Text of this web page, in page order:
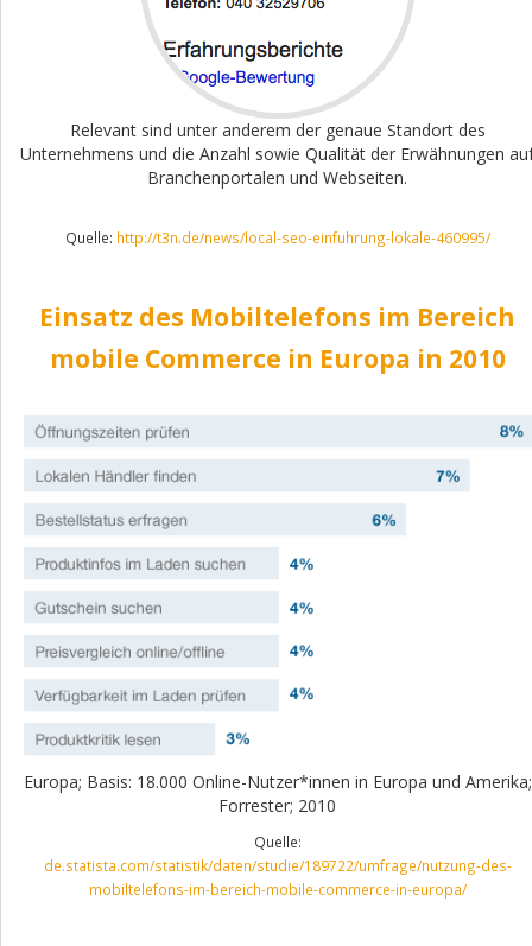
Relevant sind unter anderem der genaue Standort des
Unternehmens und die Anzahl sowie Qualität der Erwähnungen
Branchenportalen und Webseiten.
Quelle: http://t3n.de/news/local-seo-einfuhrung-lokale-460995/
Einsatz des Mobiltelefons im Bereich
mobile Commerce in Europa in 2010
Europa; Basis: 18.000 Online-Nutzer*innen in Europa und Amerika;
Forrester; 2010
Quelle:
de.statista.com/statistik/daten/studie/189722/umfrage/nutzung-des-
mobiltelefons-im-bereich-mobile-commerce-in-europa/